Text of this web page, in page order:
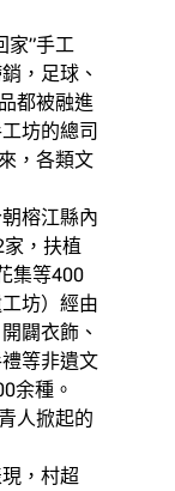
”手工
，足球、
都被融進
坊的總司
，各類文
榕江縣內
，扶植
集等400
坊）經由
闢衣飾、
等非遺文
余種。
人掀起的
，村超